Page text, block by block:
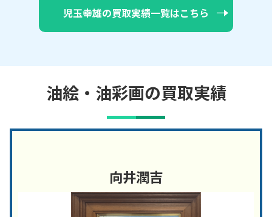
児玉幸雄の買取実績一覧はこちら
油絵・油彩画の買取実績
向井潤吉